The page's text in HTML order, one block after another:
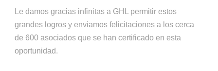
Le damos gracias infinitas a GHL permitir estos
grandes logros y enviamos felicitaciones a los cerca
de 600 asociados que se han certificado en esta
oportunidad.